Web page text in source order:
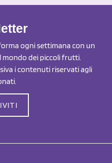
ogni settimana con un
mondo dei piccoli frutti.
i contenuti riservati agli